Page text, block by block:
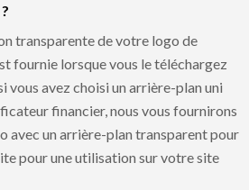
transparente de votre logo de
fournie lorsque vous le téléchargez
vous avez choisi un arrière-plan uni
financier, nous vous fournirons
avec un arrière-plan transparent pour
pour une utilisation sur votre site